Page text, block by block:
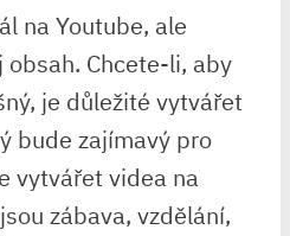
na Youtube, ale
Chcete-li, aby
je důležité vytvářet
bude zajímavý pro
vytvářet videa na
zábava, vzdělání,